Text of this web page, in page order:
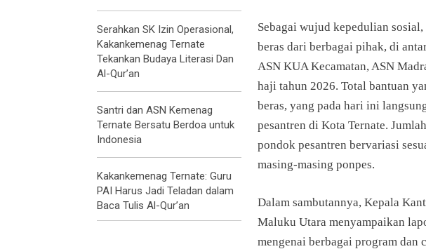
Serahkan SK Izin Operasional,
Kakankemenag Ternate
Tekankan Budaya Literasi Dan
Al-Qur’an
Santri dan ASN Kemenag
Ternate Bersatu Berdoa untuk
Indonesia
Kakankemenag Ternate: Guru
PAI Harus Jadi Teladan dalam
Baca Tulis Al-Qur’an
Sebagai wujud kepedulian
beras dari berbagai pihak, di
ASN KUA Kecamatan, ASN
haji tahun 2026. Total bantuan
beras, yang pada hari ini
pesantren di Kota Ternate.
pondok pesantren bervariasi
masing-masing ponpes.
Dalam sambutannya, Kepala
Maluku Utara menyampaikan
mengenai berbagai program dan